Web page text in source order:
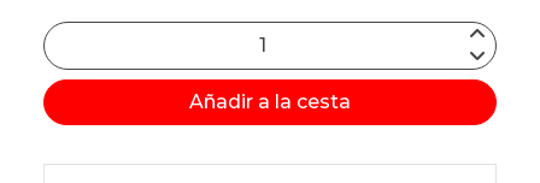
Añadir a la cesta